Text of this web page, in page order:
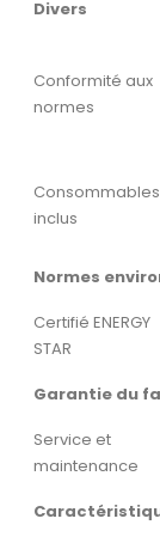
Divers
Conformité aux
normes
Consommables
inclus
Normes
Certifié ENERGY
STAR
Garantie du
Service et
maintenance